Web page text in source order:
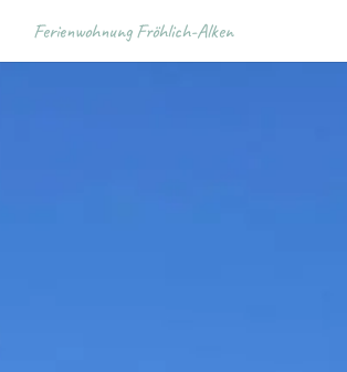
Ferienwohnung Fröhlich-Alken